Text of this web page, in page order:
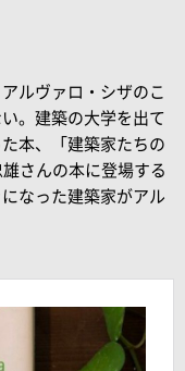
ルヴァロ・シザのこ
。建築の大学を出て
本、「建築家たちの
さんの本に登場する
なった建築家がアル